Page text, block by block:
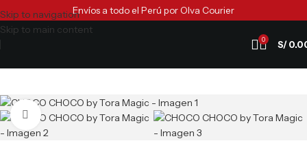
Skip to navigation
Skip to main content
Envíos a todo el Perú por Olva Courier
0 S/
Clic para ampliar